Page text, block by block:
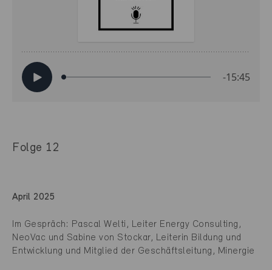
Folge 12
April 2025
Im Gespräch: Pascal Welti, Leiter Energy Consulting,
NeoVac und Sabine von Stockar, Leiterin Bildung und
Entwicklung und Mitglied der Geschäftsleitung, Minergie